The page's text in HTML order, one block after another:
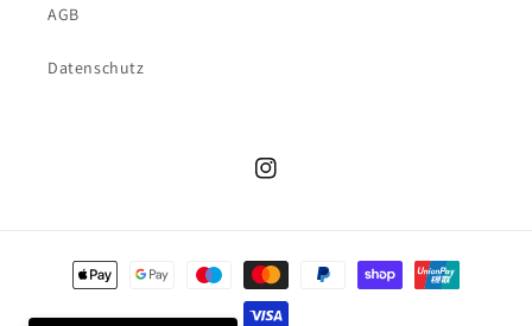
AGB
Datenschutz
Instagram
Zahlungsmethoden